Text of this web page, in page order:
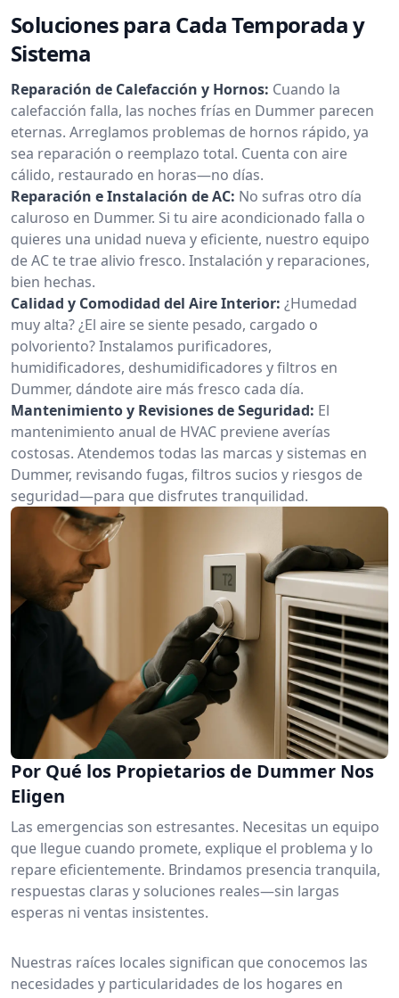
Soluciones para Cada Temporada y
Sistema
Reparación de Calefacción y Hornos: Cuando la
calefacción falla, las noches frías en Dummer parecen
eternas. Arreglamos problemas de hornos rápido, ya
sea reparación o reemplazo total. Cuenta con aire
cálido, restaurado en horas—no días.
Reparación e Instalación de AC: No sufras otro día
caluroso en Dummer. Si tu aire acondicionado falla o
quieres una unidad nueva y eficiente, nuestro equipo
de AC te trae alivio fresco. Instalación y reparaciones,
bien hechas.
Calidad y Comodidad del Aire Interior: ¿Humedad
muy alta? ¿El aire se siente pesado, cargado o
polvoriento? Instalamos purificadores,
humidificadores, deshumidificadores y filtros en
Dummer, dándote aire más fresco cada día.
Mantenimiento y Revisiones de Seguridad: El
mantenimiento anual de HVAC previene averías
costosas. Atendemos todas las marcas y sistemas en
Dummer, revisando fugas, filtros sucios y riesgos de
seguridad—para que disfrutes tranquilidad.
Por Qué los Propietarios de Dummer Nos
Eligen
Las emergencias son estresantes. Necesitas un equipo
que llegue cuando promete, explique el problema y lo
repare eficientemente. Brindamos presencia tranquila,
respuestas claras y soluciones reales—sin largas
esperas ni ventas insistentes.
Nuestras raíces locales significan que conocemos las
necesidades y particularidades de los hogares en